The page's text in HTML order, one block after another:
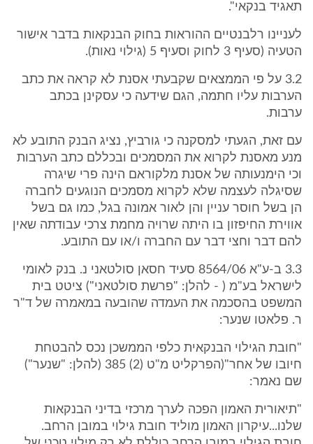
תאגיד בנקאי".
לעניינו רלבנטיים ההוראות בחוק הבנקאות בדבר אישור
הטעיה (סעיף 3 לחוק וסעיף 5 (גילוי נאות).
3.2 על פי הממצאים שקבעתי אסנת לא קראה את כתב
הערבות עליו חתמה, הגם שידעה כי עסקינן בכתב
ערבות.
עם זאת, הגעתי למסקנה כי גורביץ, נציג הבנק התובע לא
מנע מאסנת לקרוא את המסמכים ובכללם כתב הערבות
וכי הימנעותה של אסנת מלקוראם הינה פרי שיגרה
שסיגלה לעצמה שלא לקרוא מסמכים הנוגעים לחברה
הן בשל חוסר עניין והן לאור אמונה בגל, כמו גם בשל
אווירת החיפזון בו היתה שרויה מחמת צרכי עבודתה שאין
להם דבר וחצי דבר עם החברה ו/או עם התובע.
3.3 ב-ע"א 8564/06 סעיד חסאן סולטאני נ. בנק לאומי
לישראל בע"מ ( - להלן: "פרשת סולטאני") ציטט בית
המשפט בהסכמה את העמדה שהובעה במאמרה של ד"ר
ר. פלאטו שנער:
"חובת הגילוי הבנקאית כלפי הממשכן נכס להבטחת
חיובו של אחר"(הפרקליט מ"ט (2) 385 (להלן: "שנער")
שם נאמר:
"תיאורית האמון הפכה לערך מרכזי בדיני הבנקאות
שלנו...עיקרון האמון מוליד חובת גילוי במובן הרחב.